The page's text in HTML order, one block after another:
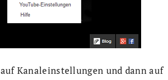
Kanaleinstellungen und dann auf